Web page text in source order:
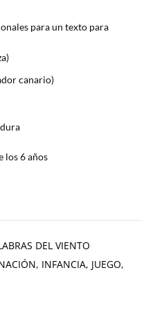
para un texto para
canario)
los 6 años
DEL VIENTO
, INFANCIA, JUEGO,